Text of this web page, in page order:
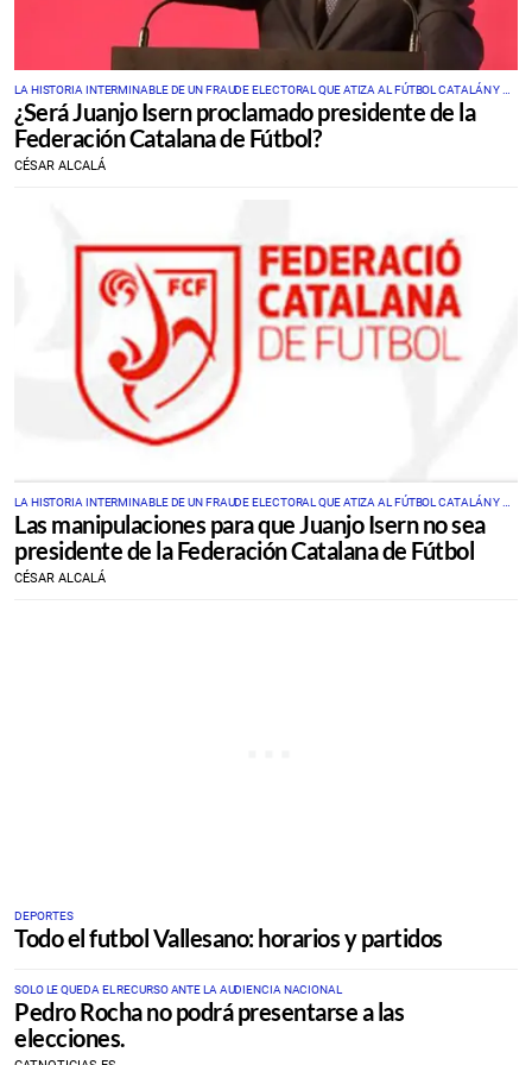
LA HISTORIA INTERMINABLE DE UN FRAUDE ELECTORAL QUE ATIZA AL FÚTBOL CATALÁN Y A
SU FEDERACIÓN
¿Será Juanjo Isern proclamado presidente de la
Federación Catalana de Fútbol?
CÉSAR ALCALÁ
LA HISTORIA INTERMINABLE DE UN FRAUDE ELECTORAL QUE ATIZA AL FÚTBOL CATALÁN Y A
SU FEDERACIÓN
Las manipulaciones para que Juanjo Isern no sea
presidente de la Federación Catalana de Fútbol
CÉSAR ALCALÁ
DEPORTES
Todo el futbol Vallesano: horarios y partidos
SOLO LE QUEDA EL RECURSO ANTE LA AUDIENCIA NACIONAL
Pedro Rocha no podrá presentarse a las
elecciones.